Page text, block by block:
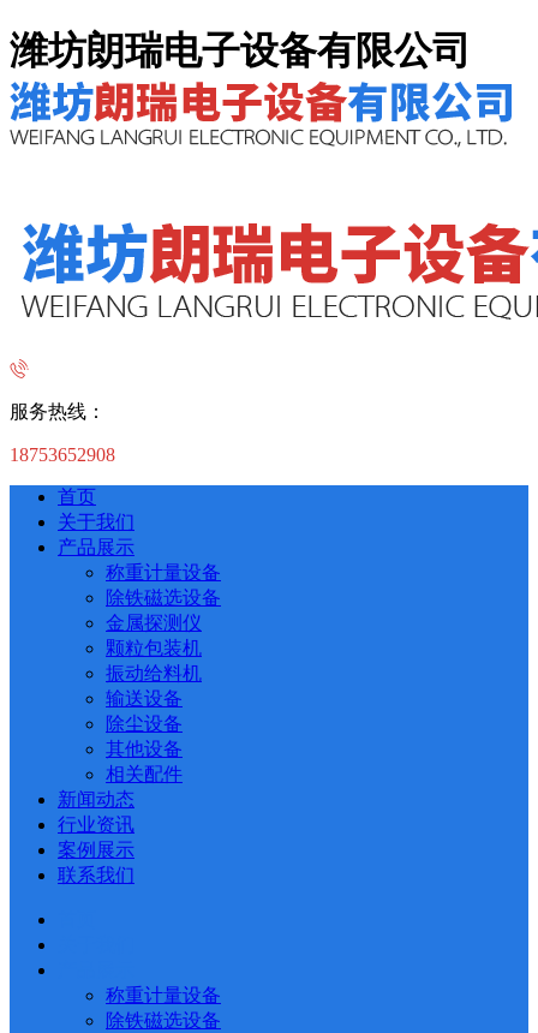
潍坊朗瑞电子设备有限公司
服务热线：
18753652908
首页
关于我们
产品展示
称重计量设备
除铁磁选设备
金属探测仪
颗粒包装机
振动给料机
输送设备
除尘设备
其他设备
相关配件
新闻动态
行业资讯
案例展示
联系我们
称重计量设备
除铁磁选设备